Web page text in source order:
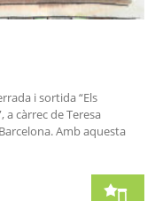
i sortida “Els
càrrec de Teresa
Amb aquesta